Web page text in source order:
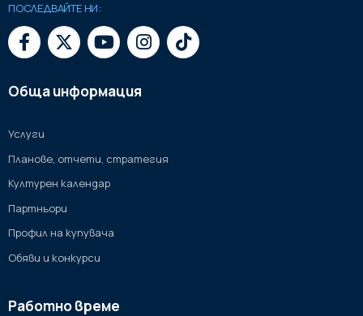
ПОСЛЕДВАЙТЕ НИ:
Обща информация
Услуги
Планове, отчети, стратегия
Културен календар
Партньори
Профил на купувача
Обяви и конкурси
Работно време